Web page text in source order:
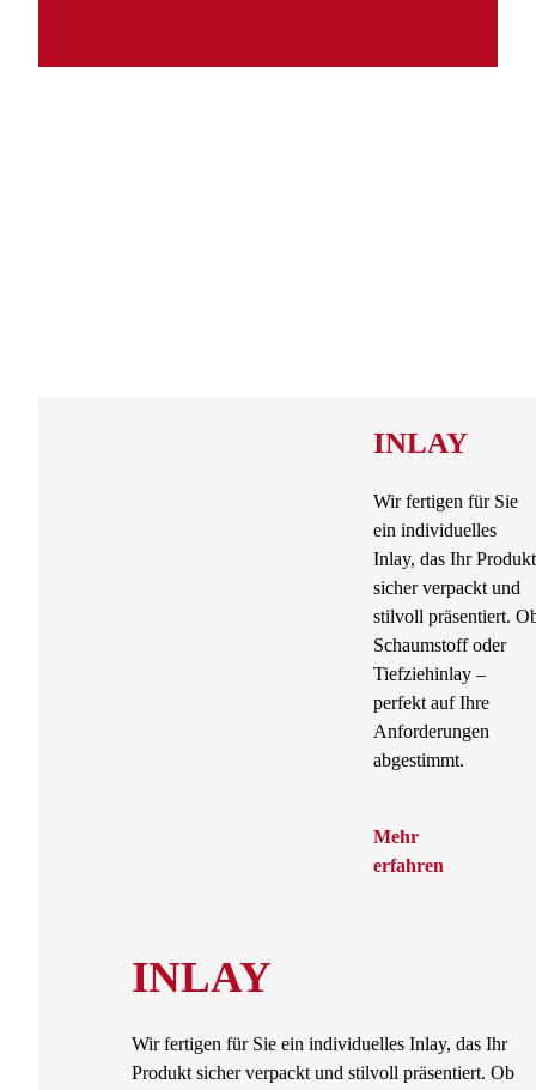
INLAY
Wir fertigen für Sie
ein individuelles
Inlay, das Ihr Produkt
sicher verpackt und
stilvoll präsentiert.
Schaumstoff oder
Tiefziehinlay –
perfekt auf Ihre
Anforderungen
abgestimmt.
Mehr
erfahren
INLAY
Wir fertigen für Sie ein individuelles Inlay, das Ihr
Produkt sicher verpackt und stilvoll präsentiert. Ob